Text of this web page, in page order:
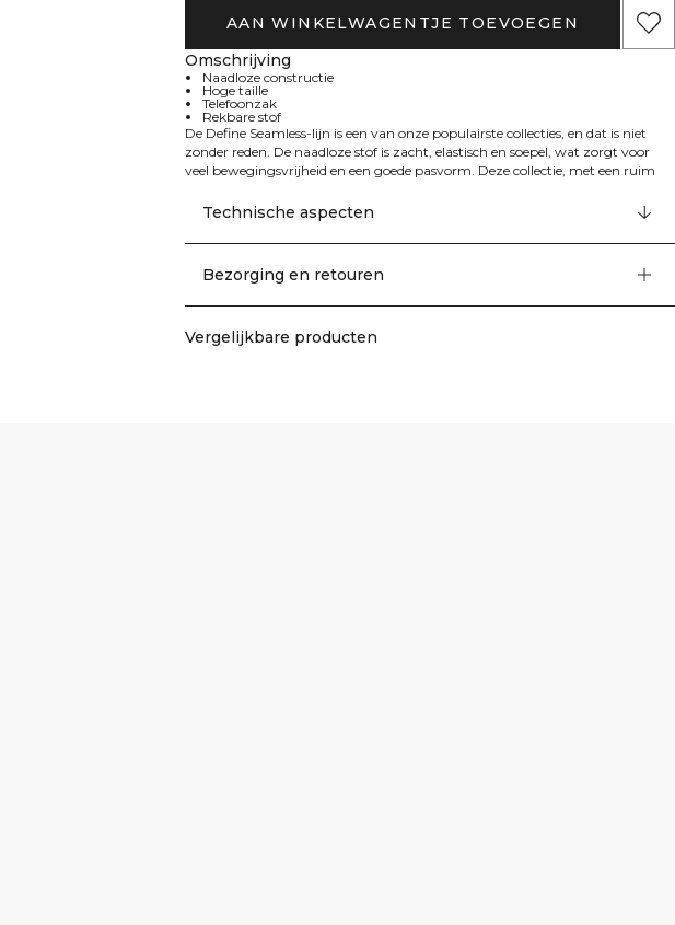
AAN WINKELWAGENTJE TOEVOEGEN
Omschrijving
Naadloze constructie
Hoge taille
Telefoonzak
Rekbare stof
De Define Seamless-lijn is een van onze populairste collecties, en dat is niet
zonder reden. De naadloze stof is zacht, elastisch en soepel, wat zorgt voor
veel bewegingsvrijheid en een goede pasvorm. Deze collectie, met een ruim
voor verschillende soorten work-outs. Naadloze bikershorts met telefoonzak
op het rechterbovenbeen. Hoge taille voor een perfecte pasvorm. De 4-way
stretch stof met de nieuwste naadloze technologie zorgt voor meer mobiliteit
Technische aspecten
Bezorging en retouren
Vergelijkbare producten